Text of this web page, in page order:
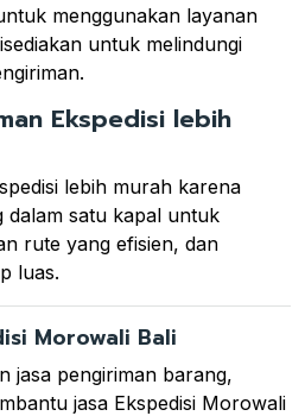
menggunakan layanan
untuk melindungi
Ekspedisi lebih
lebih murah karena
dalam satu kapal untuk
rute yang efisien, dan
luas.
Morowali Bali
jasa pengiriman barang,
jasa Ekspedisi Morowali